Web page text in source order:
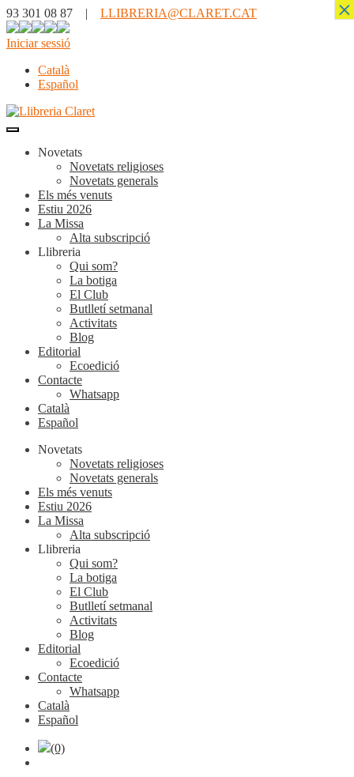
93 301 08 87 | LLIBRERIA@CLARET.CAT
Iniciar sessió
Català
Español
Novetats
Novetats religioses
Novetats generals
Els més venuts
Estiu 2026
La Missa
Alta subscripció
Llibreria
Qui som?
La botiga
El Club
Butlletí setmanal
Activitats
Blog
Editorial
Ecoedició
Contacte
Whatsapp
Català
Español
Novetats
Novetats religioses
Novetats generals
Els més venuts
Estiu 2026
La Missa
Alta subscripció
Llibreria
Qui som?
La botiga
El Club
Butlletí setmanal
Activitats
Blog
Editorial
Ecoedició
Contacte
Whatsapp
Català
Español
(0)
×